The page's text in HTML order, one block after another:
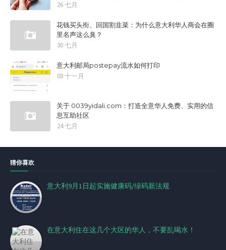
26 七月
花钱买头衔、回国割韭菜：为什么意大利华人商会在圈
里名声这么臭？
30 七月
意大利邮局postepay流水如何打印
08 十一月
关于 0039yidali.com：打造全意华人免费、实用的信
息互助社区
24 七月
猜你喜欢
意大利9月1日起实施健康码/绿码新法规
在意大利住在这几个大区的华人，不要乱喝水！